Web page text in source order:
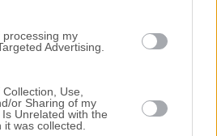
my
Advertising.
Use,
or Sharing of my
Unrelated with the
was collected.
κατοικιών στην